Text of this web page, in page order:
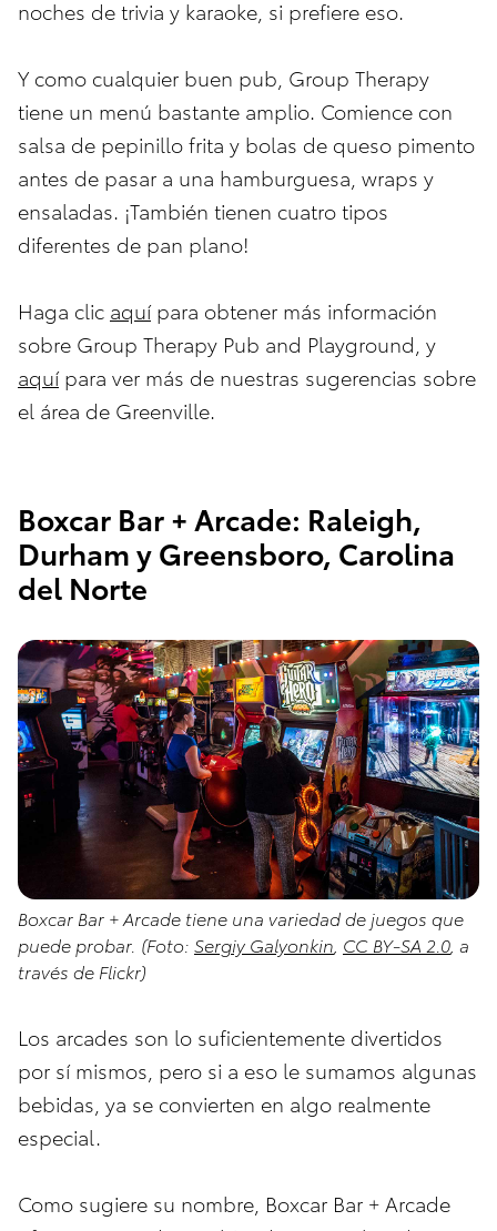
noches de trivia y karaoke, si prefiere eso.
Y como cualquier buen pub, Group Therapy
tiene un menú bastante amplio. Comience con
salsa de pepinillo frita y bolas de queso pimento
antes de pasar a una hamburguesa, wraps y
ensaladas. ¡También tienen cuatro tipos
diferentes de pan plano!
Haga clic aquípara obtener más información
sobre Group Therapy Pub and Playground, y
aquípara ver más de nuestras sugerencias sobre
el área de Greenville.
Boxcar Bar + Arcade: Raleigh,
Durham y Greensboro, Carolina
del Norte
Boxcar Bar + Arcade tiene una variedad de juegos que
puede probar. (Foto: Sergiy Galyonkin CC BY-SA 2.0 , a
través de Flickr)
Los arcades son lo suficientemente divertidos
por sí mismos, pero si a eso le sumamos algunas
bebidas, ya se convierten en algo realmente
especial.
Como sugiere su nombre, Boxcar Bar + Arcade